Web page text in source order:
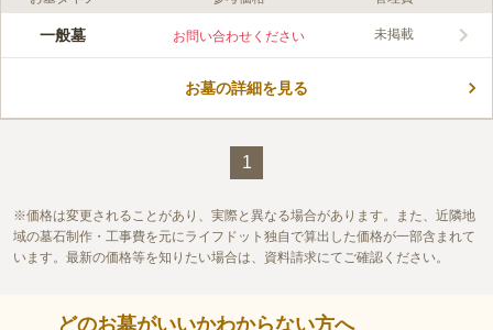
一般墓 お問い合わせください 未掲載
お墓の詳細を見る
1
価格は変更されることがあり、実際と異なる場合があります。また、近隣地
域の墓石制作・工事費を元にライフドット独自で算出した価格が一部含まれて
います。最新の価格等を知りたい場合は、資料請求にてご確認ください。
どのお墓がいいかわからない方へ